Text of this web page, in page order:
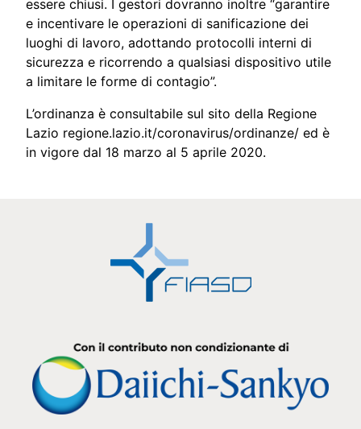
essere chiusi. I gestori dovranno inoltre “garantire
e incentivare le operazioni di sanificazione dei
luoghi di lavoro, adottando protocolli interni di
sicurezza e ricorrendo a qualsiasi dispositivo utile
a limitare le forme di contagio”.
L’ordinanza è consultabile sul sito della Regione
Lazio regione.lazio.it/coronavirus/ordinanze/ ed è
in vigore dal 18 marzo al 5 aprile 2020.